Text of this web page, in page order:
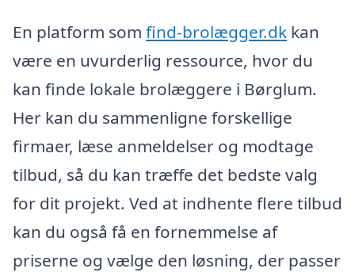
En platform som find-brolægger.dk kan
være en uvurderlig ressource, hvor du
kan finde lokale brolæggere i Børglum.
Her kan du sammenligne forskellige
firmaer, læse anmeldelser og modtage
tilbud, så du kan træffe det bedste valg
for dit projekt. Ved at indhente flere tilbud
kan du også få en fornemmelse af
priserne og vælge den løsning, der passer